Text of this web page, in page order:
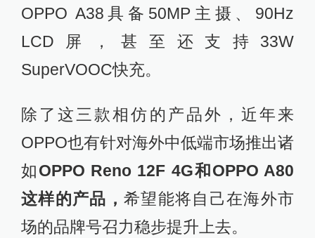
OPPO A38具备50MP主摄、90Hz
LCD屏，甚至还支持33W
SuperVOOC快充。
除了这三款相仿的产品外，近年来
OPPO也有针对海外中低端市场推出诸
如OPPO Reno 12F 4G和OPPO A80
这样的产品， 希望能将自己在海外市
场的品牌号召力稳步提升上去。